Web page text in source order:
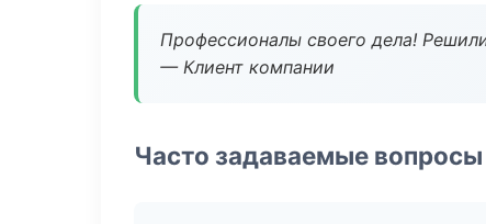
Профессионалы своего дела!
— Клиент компании
Часто задаваемые вопросы